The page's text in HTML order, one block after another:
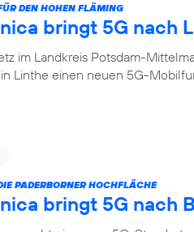
DEN HOHEN FLÄMING
bringt 5G nach
im Landkreis Potsdam-
Linthe einen neuen 5G-
PADERBORNER HOCHFLÄCHE
bringt 5G nach